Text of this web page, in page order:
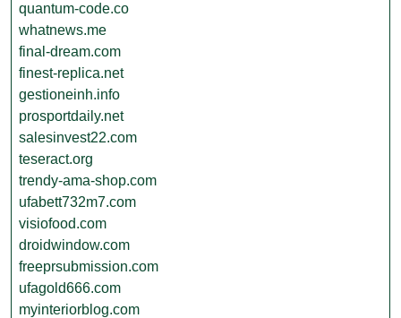
quantum-code.co
whatnews.me
final-dream.com
finest-replica.net
gestioneinh.info
prosportdaily.net
salesinvest22.com
teseract.org
trendy-ama-shop.com
ufabett732m7.com
visiofood.com
droidwindow.com
freeprsubmission.com
ufagold666.com
myinteriorblog.com